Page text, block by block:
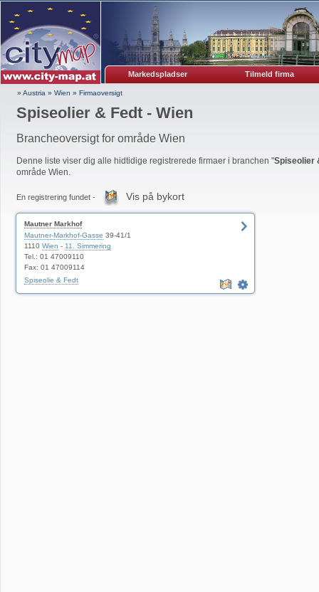
Markedspladser Tilmeld firma
» Austria » Wien » Firmaoversigt
Spiseolier & Fedt - Wien
Brancheoversigt for område Wien
Denne liste viser dig alle hidtidige registrerede firmaer i branchen "Spiseolier
område Wien.
En registrering fundet - Vis på bykort
Mautner Markhof
Mautner-Markhof-Gasse 39-41/1
1110 Wien - 11. Simmering
Tel.: 01 47009110
Fax: 01 47009114
Spiseolie & Fedt